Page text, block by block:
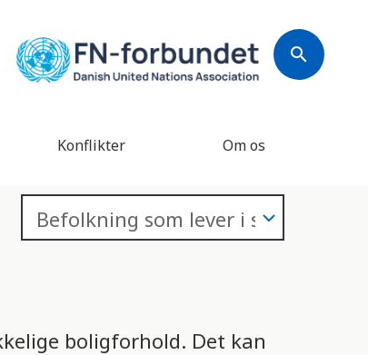
search
Konflikter Om os
boligforhold. Det kan